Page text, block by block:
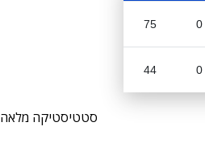
0
75
0
44
סטטיסטיקה מלאה